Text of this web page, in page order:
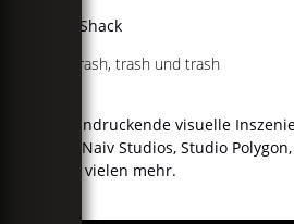
ShitShack
trash, trash und trash
Beeindruckende visuelle
von Naiv Studios, Studio
und vielen mehr.